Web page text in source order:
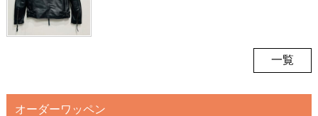
一覧
オーダーワッペン